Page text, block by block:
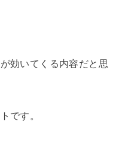
効いてくる内容だと思
です。